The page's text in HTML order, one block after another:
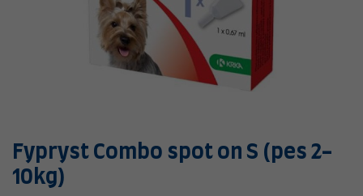
Fypryst Combo spot on S (pes 2-
10kg)